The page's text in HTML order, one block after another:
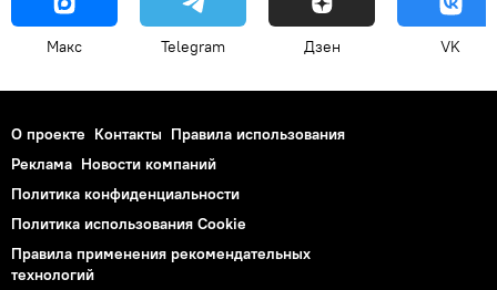
Макс Telegram Дзен VK
О проекте Контакты Правила использования
Реклама Новости компаний
Политика конфиденциальности
Политика использования Cookie
Правила применения рекомендательных
технологий